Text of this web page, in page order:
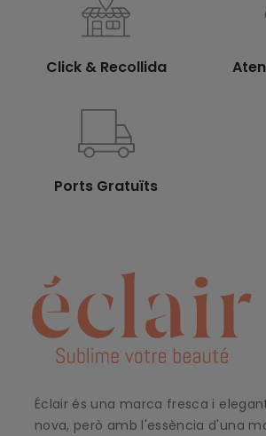
Click & Recollida
Ports Gratuïts
Éclair és una marca fresca i
nova, però amb l'essència d'una